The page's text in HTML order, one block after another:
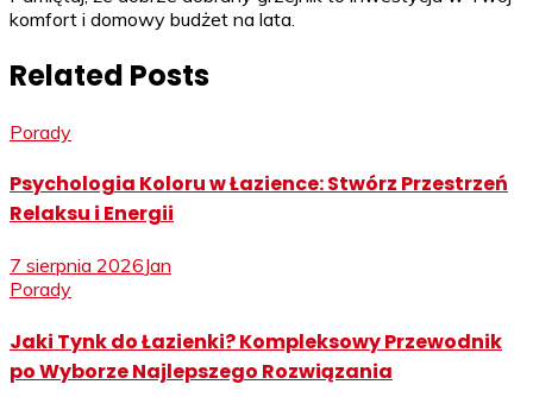
komfort i domowy budżet na lata.
Related Posts
Porady
Psychologia Koloru w Łazience: Stwórz Przestrzeń
Relaksu i Energii
7 sierpnia 2026Jan
Porady
Jaki Tynk do Łazienki? Kompleksowy Przewodnik
po Wyborze Najlepszego Rozwiązania